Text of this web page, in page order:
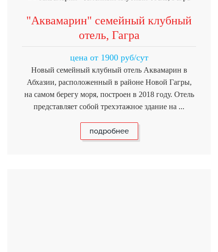
"Аквамарин" семейный клубный
отель, Гагра
цена от 1900 руб/сут
Новый семейный клубный отель Аквамарин в
Абхазии, расположенный в районе Новой Гагры,
на самом берегу моря, построен в 2018 году. Отель
представляет собой трехэтажное здание на ...
подробнее